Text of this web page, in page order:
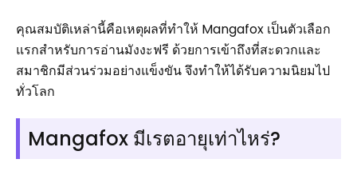
คุณสมบัติเหล่านี้คือเหตุผลที่ทำให้ Mangafox เป็นตัวเลือก
แรกสำหรับการอ่านมังงะฟรี ด้วยการเข้าถึงที่สะดวกและ
สมาชิกมีส่วนร่วมอย่างแข็งขัน จึงทำให้ได้รับความนิยมไป
ทั่วโลก
Mangafox มีเรตอายุเท่าไหร่?